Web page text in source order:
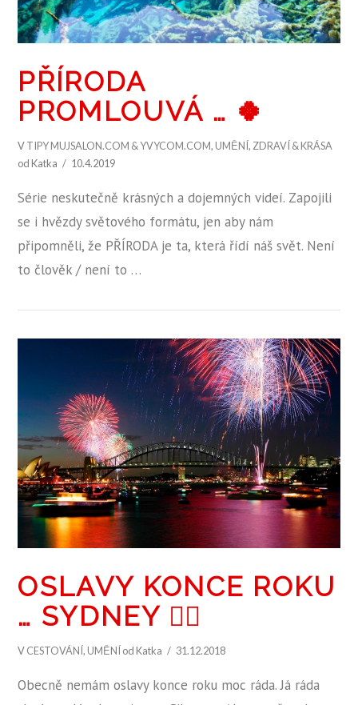
ZOBRAZIT PŘÍSPĚVEK
PŘÍRODA
PROMLOUVÁ … 🍀
VTIPY MUJSALON.COM & YVYCOM.COM, UMĚNÍ, ZDRAVÍ & KRÁSA
od Katka
10.4.2019
Série neskutečně krásných a dojemných videí. Zapojili
se i hvězdy světového formátu, jen aby nám
připomněli, že PŘÍRODA je ta, která řídí náš svět. Není
to člověk / není to …
OSLAVY KONCE ROKU
… SYDNEY 👍🏻
VCESTOVÁNÍ, UMĚNÍ od Katka 31.12.2018
Obecně nemám oslavy konce roku moc ráda. Já ráda